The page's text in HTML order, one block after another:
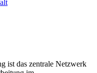
ist das zentrale Netzwerk